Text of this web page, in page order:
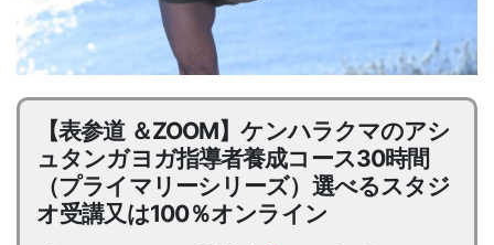
【表参道 ＆ZOOM】ケンハラクマのアシ
ュタンガヨガ指導者養成コース30時間
（プライマリーシリーズ）選べるスタジ
オ受講又は100％オンライン